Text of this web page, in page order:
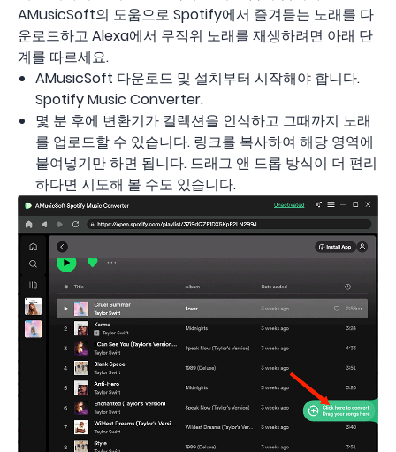
AMusicSoft의 도움으로 Spotify에서 즐겨듣는 노래를 다
운로드하고 Alexa에서 무작위 노래를 재생하려면 아래 단
계를 따르세요.
AMusicSoft 다운로드 및 설치부터 시작해야 합니다.
Spotify Music Converter.
몇 분 후에 변환기가 컬렉션을 인식하고 그때까지 노래
를 업로드할 수 있습니다. 링크를 복사하여 해당 영역에
붙여넣기만 하면 됩니다. 드래그 앤 드롭 방식이 더 편리
하다면 시도해 볼 수도 있습니다.